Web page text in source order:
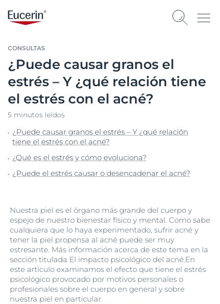
CONSULTAS
¿Puede causar granos el
estrés – Y ¿qué relación tiene
el estrés con el acné?
5 minutos leídos
¿Puede causar granos el estrés – Y ¿qué relación
tiene el estrés con el acné?
¿Qué es el estrés y cómo evoluciona?
¿Puede el estrés causar o desencadenar el acné?
Nuestra piel es el órgano más grande del cuerpo y
espejo de nuestro bienestar físico y mental. Como sabe
cualquiera que lo haya experimentado, sufrir acné y
tener la piel propensa al acné puede ser muy
estresante. Más información acerca de este tema en la
sección titulada El impacto psicológico del acné.En
este artículo examinamos el efecto que tiene el estrés
psicológico provocado por motivos personales o
profesionales sobre el cuerpo en general y sobre
nuestra piel en particular.